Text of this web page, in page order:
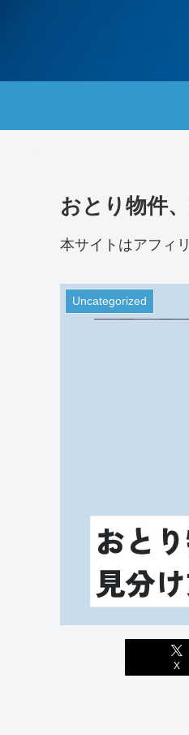
おとり物件
本サイトはアフィ
Uncategorized
X